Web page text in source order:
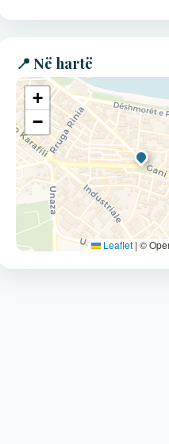
📍 Në hartë
+
−
Leaflet | ©